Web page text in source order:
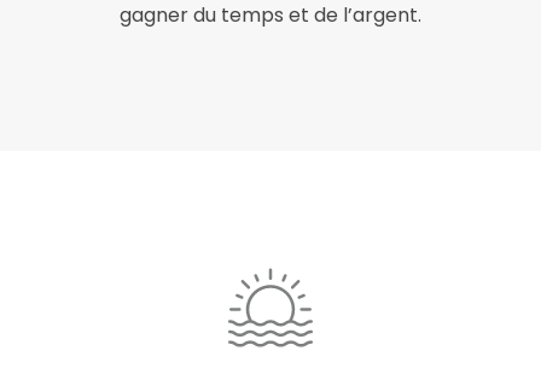
gagner du temps et de l’argent.